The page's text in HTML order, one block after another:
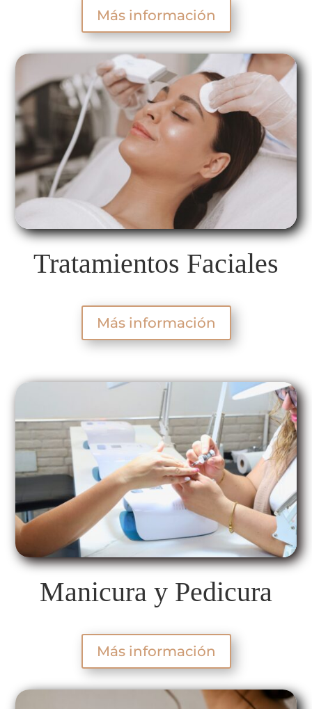
Más información
Tratamientos Faciales
Más información
Manicura y Pedicura
Más información